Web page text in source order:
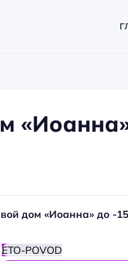
дом «Иоанна» до -
ETO-POVOD